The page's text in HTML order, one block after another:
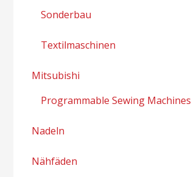
Sonderbau
Textilmaschinen
Mitsubishi
Programmable Sewing Machines
Nadeln
Nähfäden